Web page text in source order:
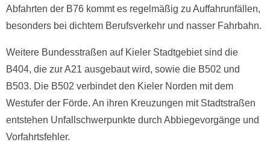
Abfahrten der B76 kommt es regelmäßig zu Auffahrunfällen,
besonders bei dichtem Berufsverkehr und nasser Fahrbahn.
Weitere Bundesstraßen auf Kieler Stadtgebiet sind die
B404, die zur A21 ausgebaut wird, sowie die B502 und
B503. Die B502 verbindet den Kieler Norden mit dem
Westufer der Förde. An ihren Kreuzungen mit Stadtstraßen
entstehen Unfallschwerpunkte durch Abbiegevorgänge und
Vorfahrtsfehler.